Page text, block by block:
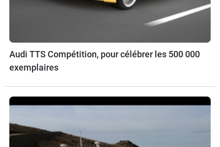
Audi TTS Compétition, pour célébrer les 500 000
exemplaires